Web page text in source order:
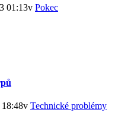
01:13v Pokec
18:48v Technické problémy